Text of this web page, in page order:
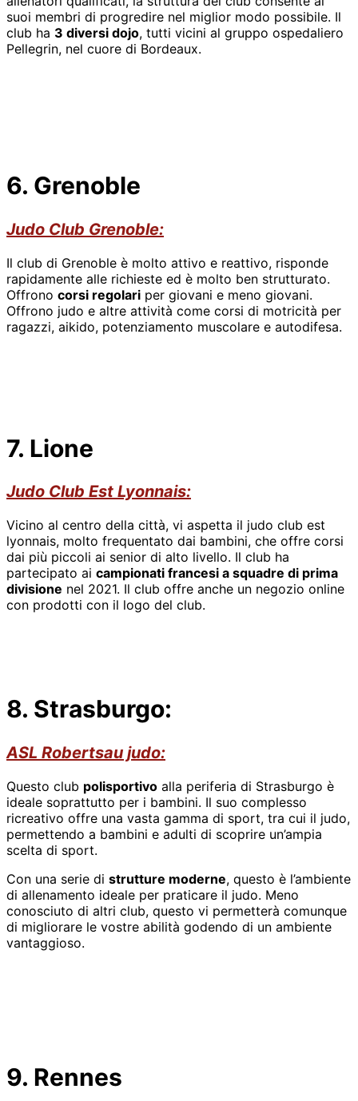
suoi membri di progredire nel miglior modo possibile. Il
club ha 3 diversi dojo, tutti vicini al gruppo ospedaliero
Pellegrin, nel cuore di Bordeaux.
6. Grenoble
Judo Club Grenoble:
Il club di Grenoble è molto attivo e reattivo, risponde
rapidamente alle richieste ed è molto ben strutturato.
Offrono corsi regolari per giovani e meno giovani.
Offrono judo e altre attività come corsi di motricità per
ragazzi, aikido, potenziamento muscolare e autodifesa.
7. Lione
Judo Club Est Lyonnais:
Vicino al centro della città, vi aspetta il judo club est
lyonnais, molto frequentato dai bambini, che offre corsi
dai più piccoli ai senior di alto livello. Il club ha
partecipato ai campionati francesi a squadre di prima
divisione nel 2021. Il club offre anche un negozio online
con prodotti con il logo del club.
8. Strasburgo:
ASL Robertsau judo:
Questo club polisportivo alla periferia di Strasburgo è
ideale soprattutto per i bambini. Il suo complesso
ricreativo offre una vasta gamma di sport, tra cui il judo,
permettendo a bambini e adulti di scoprire un’ampia
scelta di sport.
Con una serie di strutture moderne, questo è l’ambiente
di allenamento ideale per praticare il judo. Meno
conosciuto di altri club, questo vi permetterà comunque
di migliorare le vostre abilità godendo di un ambiente
vantaggioso.
9. Rennes